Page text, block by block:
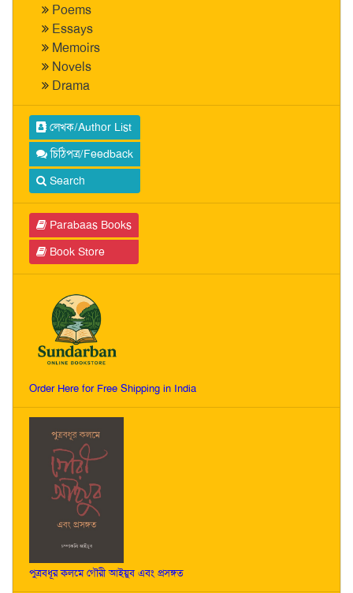
Poems
Essays
Memoirs
Novels
Drama
লেখক/Author List
চিঠিপত্র/Feedback
Search
Parabaas Books
Book Store
Order Here for Free Shipping in India
পুত্রবধূর কলমে গৌরী আইয়ুব এবং প্রসঙ্গত